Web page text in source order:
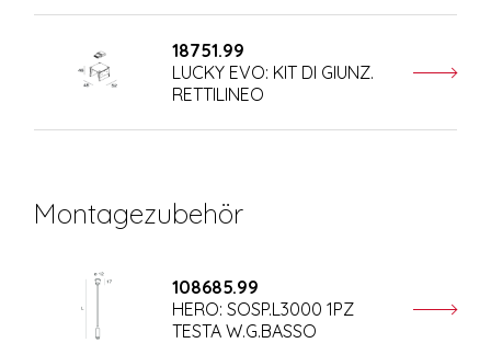
18751.99
LUCKY EVO: KIT DI GIUNZ.
RETTILINEO
Montagezubehör
108685.99
HERO: SOSP.L3000 1PZ
TESTA W.G.BASSO